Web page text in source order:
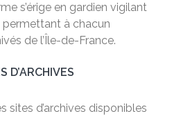
s’érige en gardien vigilant
à chacun
de l’Île-de-France.
D’ARCHIVES
sites d’archives disponibles